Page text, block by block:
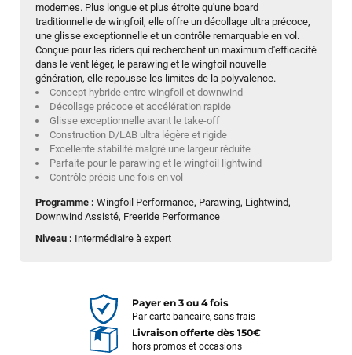
modernes. Plus longue et plus étroite qu'une board
traditionnelle de wingfoil, elle offre un décollage ultra précoce,
une glisse exceptionnelle et un contrôle remarquable en vol.
Conçue pour les riders qui recherchent un maximum d'efficacité
dans le vent léger, le parawing et le wingfoil nouvelle
génération, elle repousse les limites de la polyvalence.
Concept hybride entre wingfoil et downwind
Décollage précoce et accélération rapide
Glisse exceptionnelle avant le take-off
Construction D/LAB ultra légère et rigide
Excellente stabilité malgré une largeur réduite
Parfaite pour le parawing et le wingfoil lightwind
Contrôle précis une fois en vol
Programme : Wingfoil Performance, Parawing, Lightwind,
Downwind Assisté, Freeride Performance
Niveau : Intermédiaire à expert
Payer en 3 ou 4 fois
Par carte bancaire, sans frais
Livraison offerte dès 150€
hors promos et occasions